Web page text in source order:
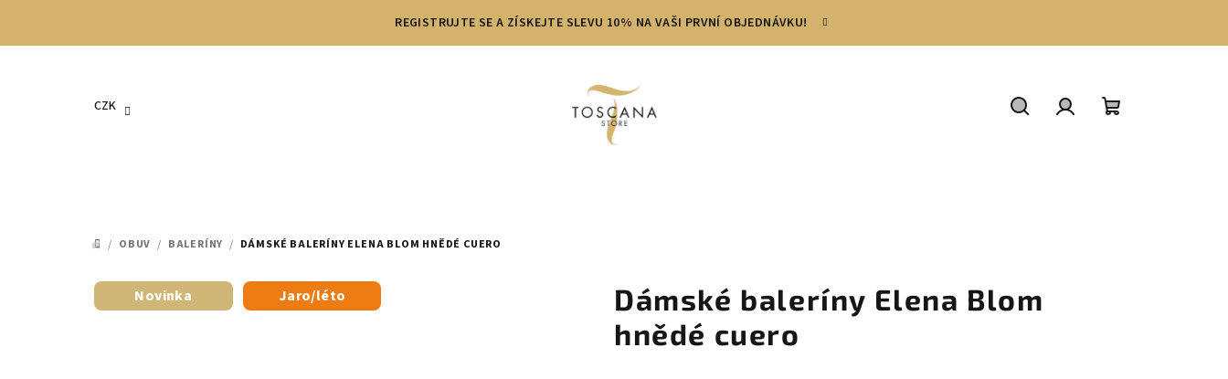
REGISTRUJTE SE A ZÍSKEJTE SLEVU 10% NA VAŠI PRVNÍ OBJEDNÁVKU!
CZK
DOMŮ
/ OBUV / BALERÍNY / DÁMSKÉ BALERÍNY ELENA BLOM HNĚDÉ CUERO
Dámské baleríny Elena Blom
hnědé cuero
Novinka Jaro/léto